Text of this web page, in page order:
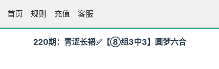
首页 规则 充值 客服
王中王高手坛
220期：青涩长裙✅【⑧组3中3】圆梦六合